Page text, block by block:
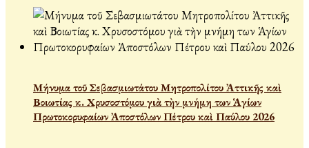
Μήνυμα τοῦ Σεβασμιωτάτου Μητροπολίτου Ἀττικῆς καὶ
Βοιωτίας κ. Χρυσοστόμου γιὰ τὴν μνήμη των Ἁγίων
Πρωτοκορυφαίων Ἀποστόλων Πέτρου καὶ Παύλου 2026